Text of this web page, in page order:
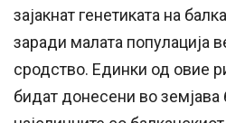
зајакнат генетиката на
заради малата популација
сродство. Единки од овие
бидат донесени во земјава